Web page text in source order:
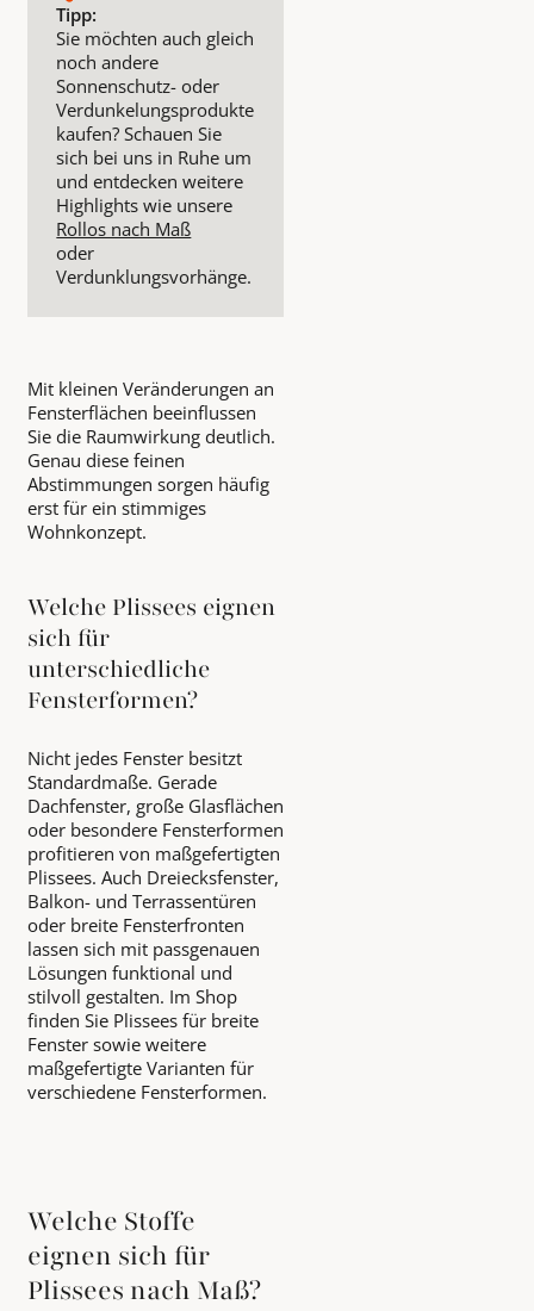
Tipp:
Sie möchten auch gleich
noch andere
Sonnenschutz- oder
Verdunkelungsprodukte
kaufen? Schauen Sie
sich bei uns in Ruhe um
und entdecken weitere
Highlights wie unsere
Rollos nach Maß
oder
Verdunklungsvorhänge.
Mit kleinen Veränderungen an
Fensterflächen beeinflussen
Sie die Raumwirkung deutlich.
Genau diese feinen
Abstimmungen sorgen häufig
erst für ein stimmiges
Wohnkonzept.
Welche Plissees eignen
sich für
unterschiedliche
Fensterformen?
Nicht jedes Fenster besitzt
Standardmaße. Gerade
Dachfenster, große Glasflächen
oder besondere Fensterformen
profitieren von maßgefertigten
Plissees. Auch Dreiecksfenster,
Balkon- und Terrassentüren
oder breite Fensterfronten
lassen sich mit passgenauen
Lösungen funktional und
stilvoll gestalten. Im Shop
finden Sie Plissees für breite
Fenster sowie weitere
maßgefertigte Varianten für
verschiedene Fensterformen.
Welche Stoffe
eignen sich für
Plissees nach Maß?